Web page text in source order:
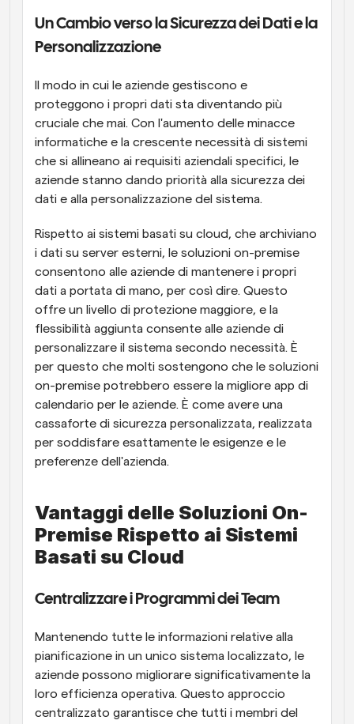
Un Cambio verso la Sicurezza dei Dati e la
Personalizzazione
Il modo in cui le aziende gestiscono e
proteggono i propri dati sta diventando più
cruciale che mai. Con l'aumento delle minacce
informatiche e la crescente necessità di sistemi
che si allineano ai requisiti aziendali specifici, le
aziende stanno dando priorità alla sicurezza dei
dati e alla personalizzazione del sistema.
Rispetto ai sistemi basati su cloud, che archiviano
i dati su server esterni, le soluzioni on-premise
consentono alle aziende di mantenere i propri
dati a portata di mano, per così dire. Questo
offre un livello di protezione maggiore, e la
flessibilità aggiunta consente alle aziende di
personalizzare il sistema secondo necessità. È
per questo che molti sostengono che le soluzioni
on-premise potrebbero essere la migliore app di
calendario per le aziende. È come avere una
cassaforte di sicurezza personalizzata, realizzata
per soddisfare esattamente le esigenze e le
preferenze dell'azienda.
Vantaggi delle Soluzioni On-
Premise Rispetto ai Sistemi
Basati su Cloud
Centralizzare i Programmi dei Team
Mantenendo tutte le informazioni relative alla
pianificazione in un unico sistema localizzato, le
aziende possono migliorare significativamente la
loro efficienza operativa. Questo approccio
centralizzato garantisce che tutti i membri del